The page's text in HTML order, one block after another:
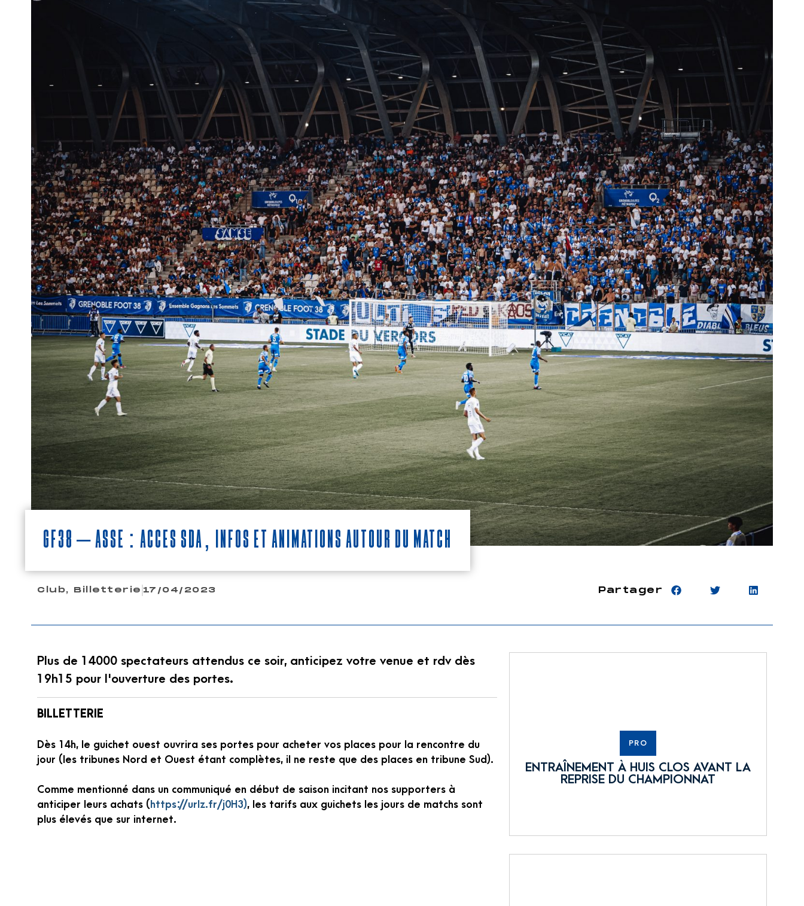
GF38 – ASSE : ACCES SDA, INFOS ET ANIMATIONS AUTOUR DU MATCH
Club, Billetterie 17/04/2023 Partager
Plus de 14000 spectateurs attendus ce soir, anticipez votre venue et rdv dès
19h15 pour l'ouverture des portes.
BILLETTERIE
Dès 14h, le guichet ouest ouvrira ses portes pour acheter vos places pour la rencontre du
jour (les tribunes Nord et Ouest étant complètes, il ne reste que des places en tribune Sud).
Comme mentionné dans un communiqué en début de saison incitant nos supporters à
anticiper leurs achats ( https://urlz.fr/j0H3), les tarifs aux guichets les jours de matchs sont
plus élevés que sur internet.
PRO
ENTRAÎNEMENT À HUIS CLOS AVANT LA
REPRISE DU CHAMPIONNAT